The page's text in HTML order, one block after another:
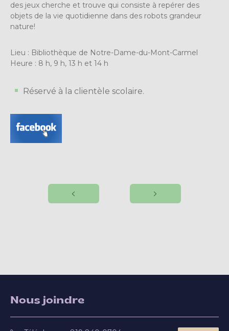
des jeux cherche et trouve qui consiste à repérer des
objets de la vie quotidienne dans des robots grandeur
nature!
Lieu : Bibliothèque de Notre-Dame-du-Mont-Carmel
Heure : 8 h, 9 h, 13 h et 14 h
Réservé à la clientèle scolaire.
Nous joindre